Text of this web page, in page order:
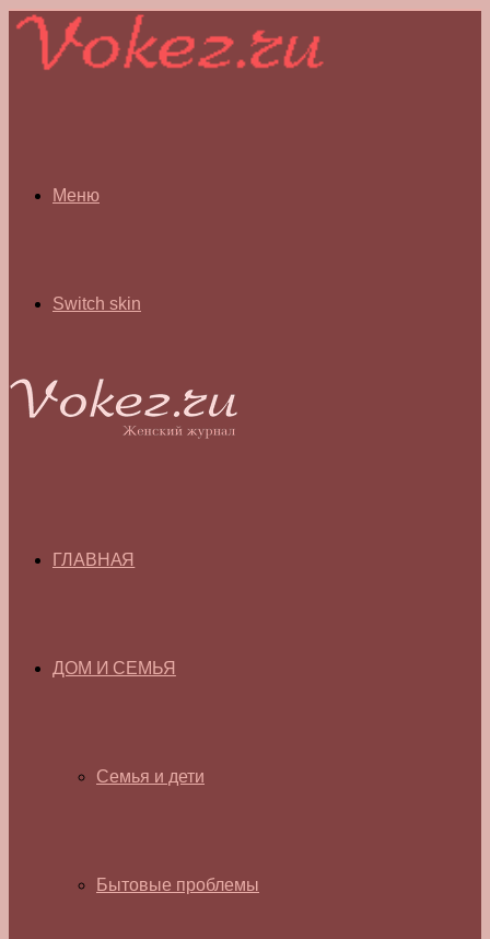
Меню
Switch skin
ГЛАВНАЯ
ДОМ И СЕМЬЯ
Семья и дети
Бытовые проблемы